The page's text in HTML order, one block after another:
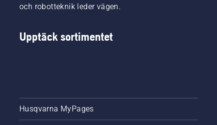
och robotteknik leder vägen.
Upptäck sortimentet
Husqvarna MyPages